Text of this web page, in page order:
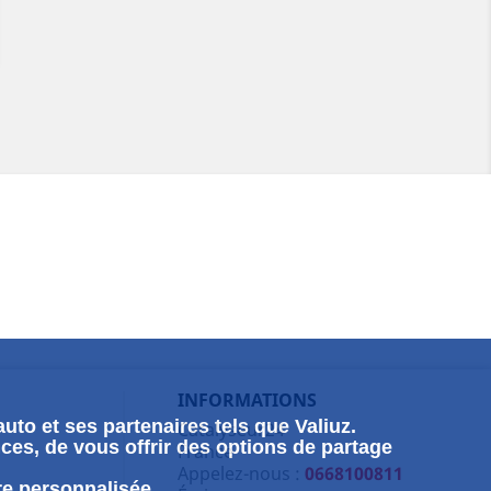
INFORMATIONS
Catalyseur24
France
Appelez-nous : 0668100811
et ses partenaires tels que Valiuz.
de vous offrir des options de partage